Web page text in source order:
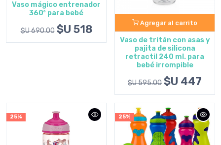
Vaso mágico entrenador
360º para bebé
$U 690.00 $U 518 Agregar al carrito
Vaso de tritán con asas y
pajita de silicona
retractil 240 ml. para
bebé irrompible
$U 595.00 $U 447
25% 25%